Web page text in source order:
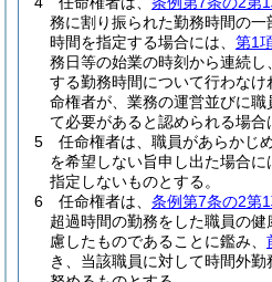
務に割り振られた勤務時間の
時間を指定する場合には、 第1
務日等の始業の時刻から連続
する勤務時間について行わなけ
命権者が、業務の運営並びに
て必要があると認められる場合
5
任命権者は、職員があらかじ
を希望しない旨申し出た場合
指定しないものとする。
6
任命権者は、 条例第7条の2第
超過時間の勤務をした職員の
慮したものであることに鑑み、
き、当該職員に対して時間外